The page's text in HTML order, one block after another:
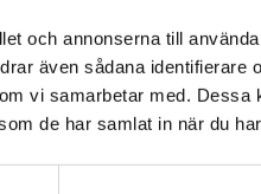
och annonserna till
även sådana identifierare
vi samarbetar med. Dessa
de har samlat in när du
studentlitteratur.se
erbjuder inte leveranser
ett köp måste
i Sverige.Läs mer